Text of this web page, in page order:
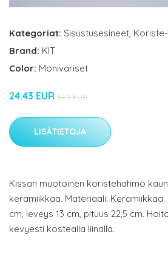
Kategoriat: Sisustusesineet,
Brand: KIT
Color: Moniväriset
24.43 EUR 34.9 EUR
LISÄTIETOJA
Kissan muotoinen koristehahmo
keramiikkaa. Materiaali:
cm, leveys 13 cm, pituus 22,5 cm.
kevyesti kostealla liinalla.